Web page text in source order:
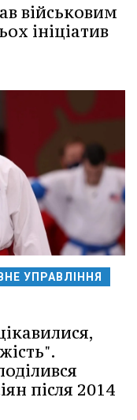
військовим
ініціатив
УПРАВЛІННЯ
після 2014